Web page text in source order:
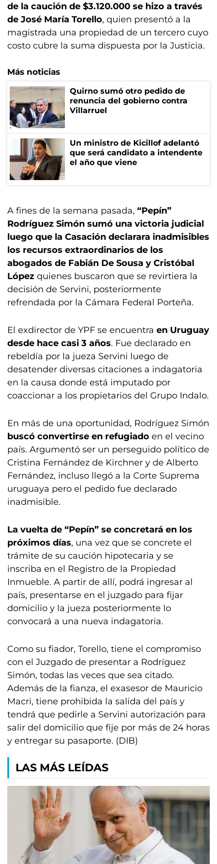
de la caución de $3.120.000 se hizo a través
de José María Torello, quien presentó a la
magistrada una propiedad de un tercero cuyo
costo cubre la suma dispuesta por la Justicia.
Más noticias
Quirno sumó otro pedido de
renuncia del gobierno contra
Villarruel
Un ministro de Kicillof adelantó
que será candidato a intendente
el año que viene
A fines de la semana pasada, “Pepín”
Rodríguez Simón sumó una victoria judicial
luego que la Casación declarara inadmisibles
los recursos extraordinarios de los
abogados de Fabián De Sousa y Cristóbal
López quienes buscaron que se revirtiera la
decisión de Servini, posteriormente
refrendada por la Cámara Federal Porteña.
El exdirector de YPF se encuentra en Uruguay
desde hace casi 3 años. Fue declarado en
rebeldía por la jueza Servini luego de
desatender diversas citaciones a indagatoria
en la causa donde está imputado por
coaccionar a los propietarios del Grupo Indalo.
En más de una oportunidad, Rodríguez Simón
buscó convertirse en refugiado en el vecino
país. Argumentó ser un perseguido político de
Cristina Fernández de Kirchner y de Alberto
Fernández, incluso llegó a la Corte Suprema
uruguaya pero el pedido fue declarado
inadmisible.
La vuelta de “Pepín” se concretará en los
próximos días, una vez que se concrete el
trámite de su caución hipotecaria y se
inscriba en el Registro de la Propiedad
Inmueble. A partir de allí, podrá ingresar al
país, presentarse en el juzgado para fijar
domicilio y la jueza posteriormente lo
convocará a una nueva indagatoria.
Como su fiador, Torello, tiene el compromiso
con el Juzgado de presentar a Rodríguez
Simón, todas las veces que sea citado.
Además de la fianza, el exasesor de Mauricio
Macri, tiene prohibida la salida del país y
tendrá que pedirle a Servini autorización para
salir del domicilio que fije por más de 24 horas
y entregar su pasaporte. (DIB)
LAS MÁS LEÍDAS